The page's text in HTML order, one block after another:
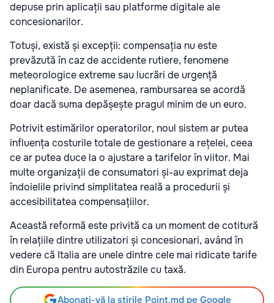
depuse prin aplicații sau platforme digitale ale
concesionarilor.
Totuși, există și excepții: compensația nu este
prevăzută în caz de accidente rutiere, fenomene
meteorologice extreme sau lucrări de urgență
neplanificate. De asemenea, rambursarea se acordă
doar dacă suma depășește pragul minim de un euro.
Potrivit estimărilor operatorilor, noul sistem ar putea
influența costurile totale de gestionare a rețelei, ceea
ce ar putea duce la o ajustare a tarifelor în viitor. Mai
multe organizații de consumatori și-au exprimat deja
îndoielile privind simplitatea reală a procedurii și
accesibilitatea compensațiilor.
Această reformă este privită ca un moment de cotitură
în relațiile dintre utilizatori și concesionari, având în
vedere că Italia are unele dintre cele mai ridicate tarife
din Europa pentru autostrăzile cu taxă.
Abonați-vă la știrile Point.md pe Google